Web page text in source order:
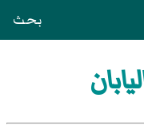
بحث